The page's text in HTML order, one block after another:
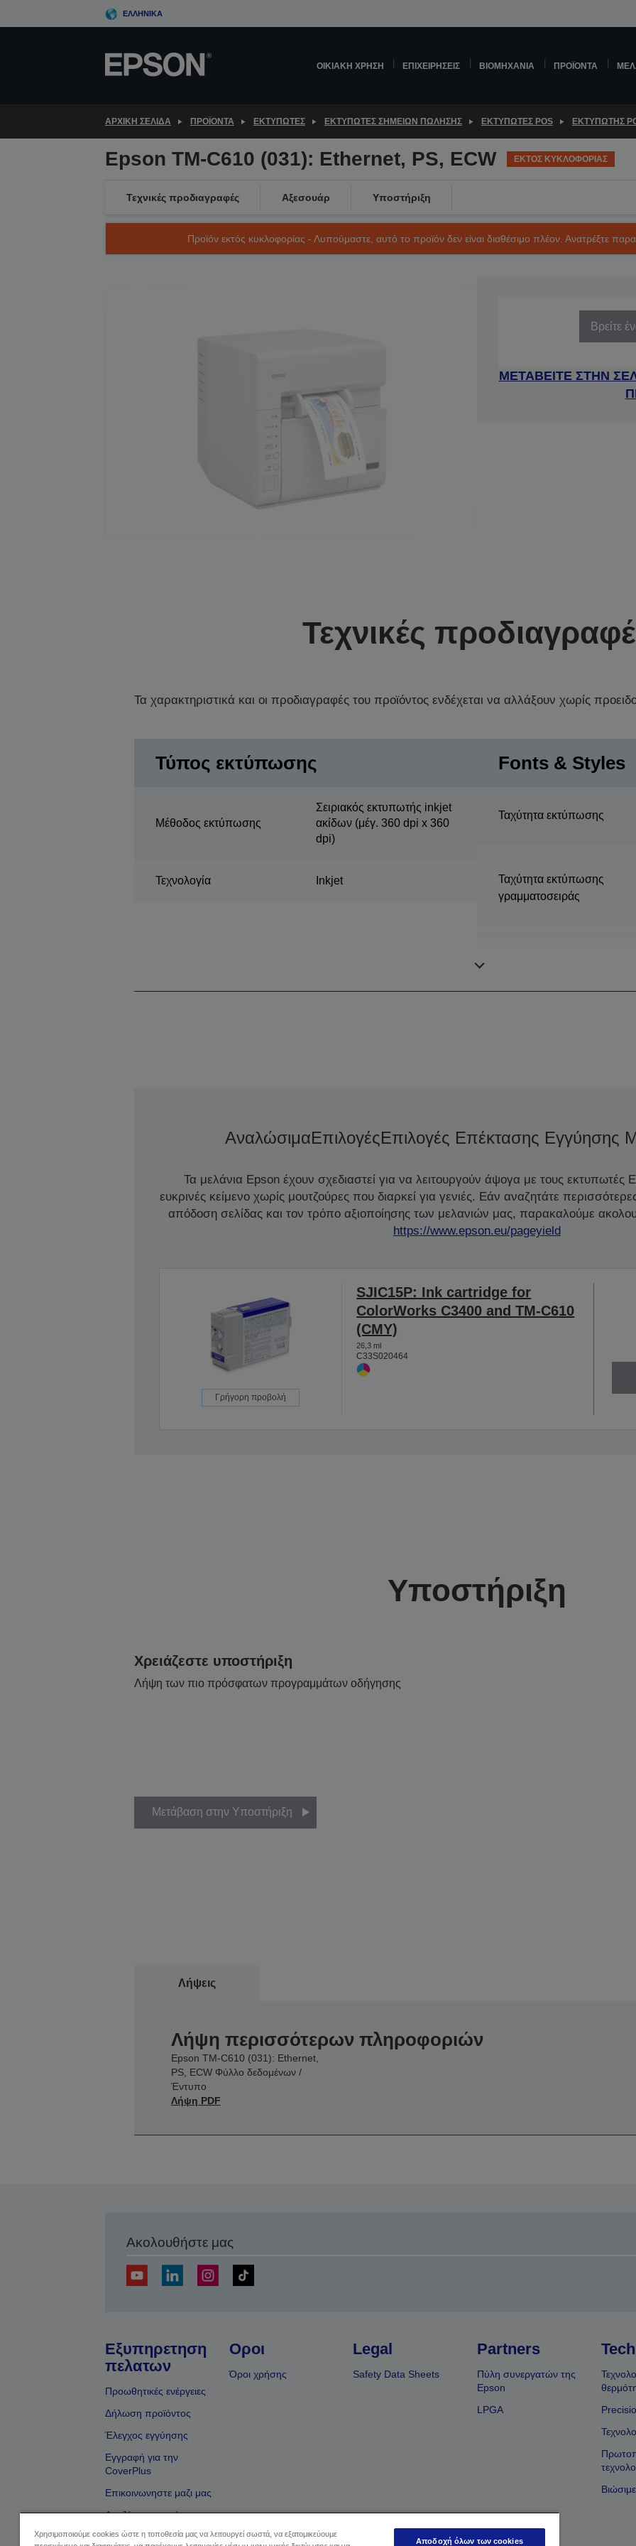
to
ΕΛΛΗΝΙΚΆ
ΟΙΚΙΑΚΉ ΧΡΉΣΗ ΕΠΙΧΕΙΡΉΣΕΙΣ ΒΙΟΜΗΧΑΝΊΑ ΠΡΟΪΌΝΤΑ
ΑΡΧΙΚΗ ΣΕΛΙΔΑ ΠΡΟΪΌΝΤΑ ΕΚΤΥΠΩΤΈΣ ΕΚΤΥΠΩΤΈΣ ΣΗΜΕΊΩΝ ΠΏΛΗΣΗΣ ΕΚΤΥΠΩΤΈΣ POS ΕΚΤΥΠΩΤΉΣ
Epson TM-C610 (031): Ethernet, PS, ECW ΕΚΤΟΣ ΚΥΚΛΟΦΟΡΙΑΣ
Τεχνικές προδιαγραφές Αξεσουάρ Υποστήριξη
Προϊόν εκτός κυκλοφορίας - Λυπούμαστε, αυτό το προϊόν δεν είναι διαθέσιμο πλέον. Ανατρέξτε
Βρείτε
ΜΕΤΑΒΕΙΤΕ ΣΤΗΝ
Τεχνικές
Τα χαρακτηριστικά και οι προδιαγραφές του προϊόντος ενδέχεται να αλλάξουν χωρίς
Τύπος εκτύπωσης
Μέθοδος εκτύπωσης
Σειριακός εκτυπωτής inkjet
ακίδων (μέγ. 360 dpi x 360
dpi)
Τεχνολογία Inkjet
Fonts & Styles
Ταχύτητα εκτύπωσης
Ταχύτητα εκτύπωσης
γραμματοσειράς
ΑναλώσιμαΕπιλογέςΕπιλογές Επέκτασης Εγγύησης
Τα μελάνια Epson έχουν σχεδιαστεί για να λειτουργούν άψογα με τους
ευκρινές κείμενο χωρίς μουτζούρες που διαρκεί για γενιές. Εάν αναζητάτε
απόδοση σελίδας και τον τρόπο αξιοποίησης των μελανιών μας, παρακαλούμε
https://www.epson.eu/pageyield
Γρήγορη προβολή
SJIC15P: Ink cartridge for
ColorWorks C3400 and TM-C610
(CMY)
26,3 ml
C33S020464
Υποστήριξη
Χρειάζεστε υποστήριξη
Λήψη των πιο πρόσφατων προγραμμάτων οδήγησης
Μετάβαση στην Υποστήριξη
Λήψεις
Λήψη περισσότερων πληροφοριών
Epson TM-C610 (031): Ethernet,
PS, ECW Φύλλο δεδομένων /
Έντυπο
Λήψη PDF
Ακολουθήστε μας
Εξυπηρετηση
πελατων
Προωθητικές ενέργειες
Δήλωση προϊόντος
Έλεγχος εγγύησης
Εγγραφή για την
CoverPlus
Επικοινωνηστε μαζι μας
Αναζήτηση εμπόρου
Οροι
Όροι χρήσης
Legal
Safety Data Sheets
Partners
Πύλη συνεργατών της
Epson
LPGA
Χρησιμοποιούμε cookies ώστε η τοποθεσία μας να λειτουργεί σωστά, να εξατομικεύουμε
Αποδοχή όλων των cookies